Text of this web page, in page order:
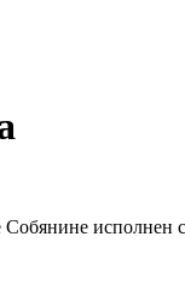
исполнен